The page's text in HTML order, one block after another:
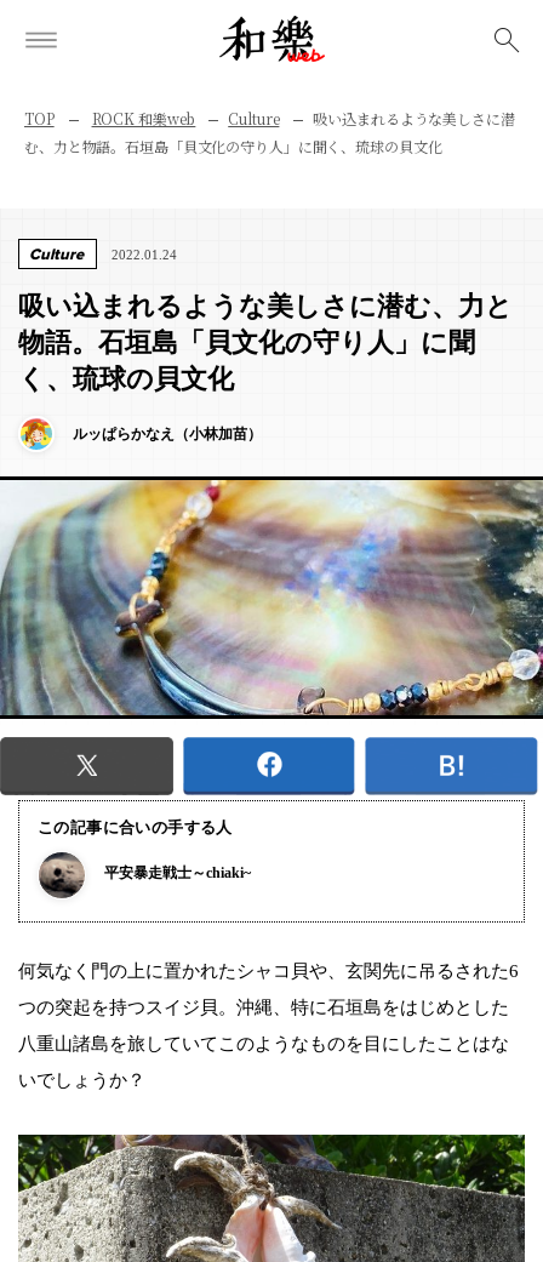
TOP ROCK 和樂web Culture
吸い込まれるような美しさに潜
む、力と物語。石垣島「貝文化の守り人」に聞く、琉球の貝文化
Culture 2022.01.24
吸い込まれるような美しさに潜む、力と
物語。石垣島「貝文化の守り人」に聞
く、琉球の貝文化
ルッぱらかなえ（小林加苗）
この記事に合いの手する人
平安暴走戦士～chiaki~
何気なく門の上に置かれたシャコ貝や、玄関先に吊るされた6
つの突起を持つスイジ貝。沖縄、特に石垣島をはじめとした
八重山諸島を旅していてこのようなものを目にしたことはな
いでしょうか？